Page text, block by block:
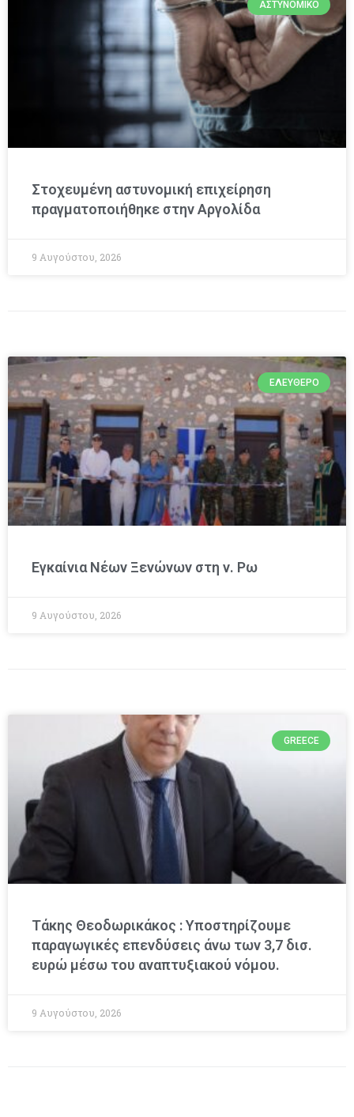
ΑΣΤΥΝΟΜΙΚΌ
Στοχευμένη αστυνομική επιχείρηση
πραγματοποιήθηκε στην Αργολίδα
9 Αυγούστου, 2026
ΕΛΕΎΘΕΡΟ
Εγκαίνια Νέων Ξενώνων στη ν. Ρω
9 Αυγούστου, 2026
GREECE
Τάκης Θεοδωρικάκος : Υποστηρίζουμε
παραγωγικές επενδύσεις άνω των 3,7 δισ.
ευρώ μέσω του αναπτυξιακού νόμου.
9 Αυγούστου, 2026